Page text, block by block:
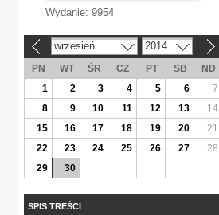
Wydanie: 9954
wrzesień 2014
PN WT ŚR CZ PT SB
ND
1
2 3 4 5 6
7
8
9 10 11 12 13
14
15
16 17 18 19 20
21
22
23 24 25 26 27
28
29
30
SPIS TREŚCI